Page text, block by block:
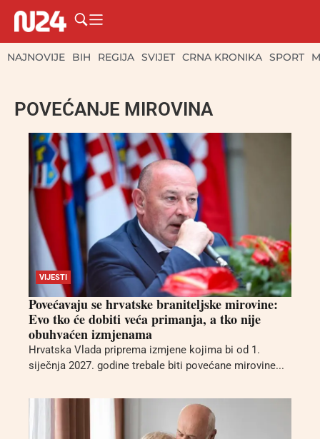
NAJNOVIJE BIH REGIJA SVIJET CRNA KRONIKA SPORT
POVEĆANJE MIROVINA
VIJESTI
Povećavaju se hrvatske braniteljske mirovine:
Evo tko će dobiti veća primanja, a tko nije
obuhvaćen izmjenama
Hrvatska Vlada priprema izmjene kojima bi od 1.
siječnja 2027. godine trebale biti povećane mirovine...